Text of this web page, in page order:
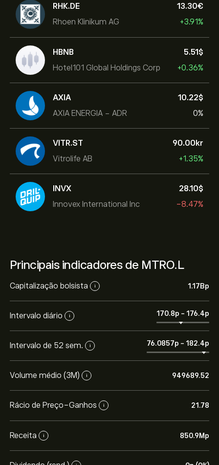
RHK.DE
Rhoen Klinikum AG
13.30‎€‎
+3.91%
HBNB
Hotel101 Global Holdings Corp
5.51‎$‎
+0.36%
AXIA
AXIA ENERGIA - ADR
10.22‎$‎
0%
VITR.ST
Vitrolife AB
90.00‎kr‎
+1.35%
INVX
Innovex International Inc
28.10‎$‎
-8.47%
Principais indicadores de MTRO.L
Capitalização bolsista i 1.17B‎p‎
Intervalo diário i 170.8‎p‎ - 176.4‎p‎
Intervalo de 52 sem. i 76.0857‎p‎ - 182.4‎p‎
Volume médio (3M) i 949689.52
Rácio de Preço-Ganhos i 21.78
Receita i 850.9M‎p‎